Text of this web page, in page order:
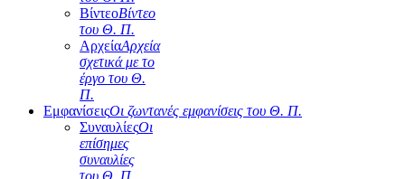
ΒίντεοΒίντεο
του Θ. Π.
ΑρχείαΑρχεία
σχετικά με το
έργο του Θ.
Π.
ΕμφανίσειςΟι ζωντανές εμφανίσεις του Θ. Π.
ΣυναυλίεςΟι
επίσημες
συναυλίες